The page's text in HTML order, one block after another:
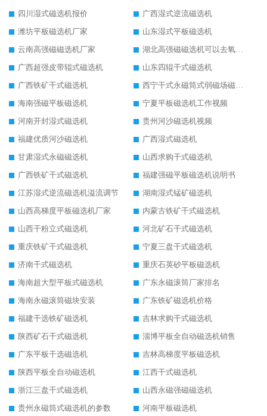
四川湿式磁选机报价
广西湿式逆流磁选机
潍坊平板磁选机厂家
山东湿式平板磁选机
云南高强磁磁选机厂家
广西超强皮带辊式磁选机
山东四辊干式磁选机
广西铁矿干式磁选机
海南强磁平板磁选机
宁夏平板磁选机工作视频
河南开封湿式磁选机
贵州河沙磁选机视频
福建优质河沙磁选机
广西湿式磁选机
甘肃湿式永磁磁选机
山西求购干式磁选机
广西铁矿干式磁选机
福建强磁平板磁选机说明书
江苏湿式逆流磁选机溢流调节
湖南湿式锰矿磁选机
山西高梯度平板磁选机厂家
内蒙古铁矿干式磁选机
山西干粉立式磁选机
河北矿石干式磁选机
重庆铁矿干式磁选机
宁夏三盘干式磁选机
济南干式磁选机
重庆石英砂平板磁选机
海南超大型平板式磁选机
广东永磁滚筒厂家排名
海南永磁滚筒磁块安装
广东铁矿磁选机价格
福建干选铁矿磁选机
吉林求购干式磁选机
陕西矿石干式磁选机
淄博平板全自动磁选机销售
广东平板干选磁选机
吉林高梯度平板磁选机
陕西平板全自动磁选机
江西干式磁选机
浙江三盘干式磁选机
山西永磁强磁磁选机
贵州永磁筒式磁选机的参数
河南平板磁选机